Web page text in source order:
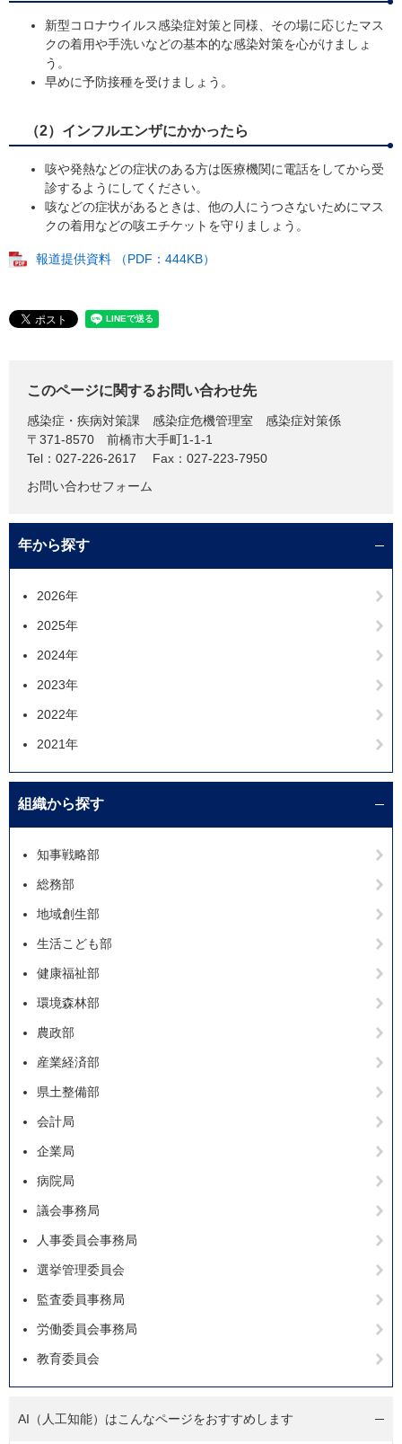
新型コロナウイルス感染症対策と同様、その場に応じたマス
クの着用や手洗いなどの基本的な感染対策を心がけましょ
う。
早めに予防接種を受けましょう。
（2）インフルエンザにかかったら
咳や発熱などの症状のある方は医療機関に電話をしてから受
診するようにしてください。
咳などの症状があるときは、他の人にうつさないためにマス
クの着用などの咳エチケットを守りましょう。
報道提供資料 （PDF：444KB）
このページに関するお問い合わせ先
感染症・疾病対策課
感染症危機管理室 感染症対策係
〒371-8570
前橋市大手町1-1-1
Tel：027-226-2617
Fax：027-223-7950
お問い合わせフォーム
年から探す
2026年
2025年
2024年
2023年
2022年
2021年
組織から探す
知事戦略部
総務部
地域創生部
生活こども部
健康福祉部
環境森林部
農政部
産業経済部
県土整備部
会計局
企業局
病院局
議会事務局
人事委員会事務局
選挙管理委員会
監査委員事務局
労働委員会事務局
教育委員会
AI（人工知能）はこんなページをおすすめします